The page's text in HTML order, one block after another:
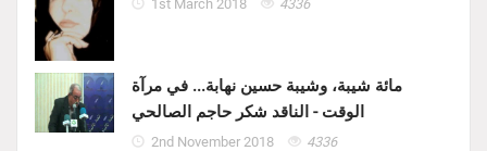
1st March 2018 4336
مائة شيبة، وشيبة حسين نهابة... في مرآة
الوقت - الناقد شكر حاجم الصالحي
2nd November 2018 4336